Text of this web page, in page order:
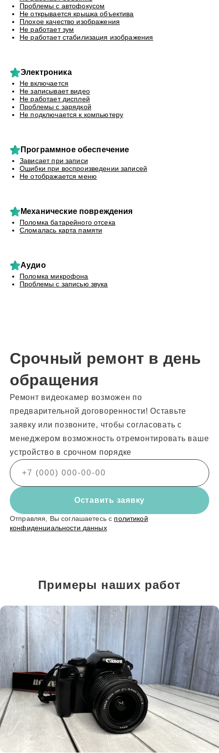
Проблемы с автофокусом
Не открывается крышка объектива
Плохое качество изображения
Не работает зум
Не работает стабилизация изображения
Электроника
Не включается
Не записывает видео
Не работает дисплей
Проблемы с зарядкой
Не подключается к компьютеру
Программное обеспечение
Зависает при записи
Ошибки при воспроизведении записей
Не отображается меню
Механические повреждения
Поломка батарейного отсека
Сломалась карта памяти
Аудио
Поломка микрофона
Проблемы с записью звука
Срочный ремонт в день
обращения
Ремонт видеокамер возможен по
предварительной договоренности! Оставьте
заявку или позвоните, чтобы согласовать с
менеджером возможность отремонтировать ваше
устройство в срочном порядке
Оставить заявку
Отправляя, Вы соглашаетесь с политикой
конфиденциальности данных
Примеры наших работ